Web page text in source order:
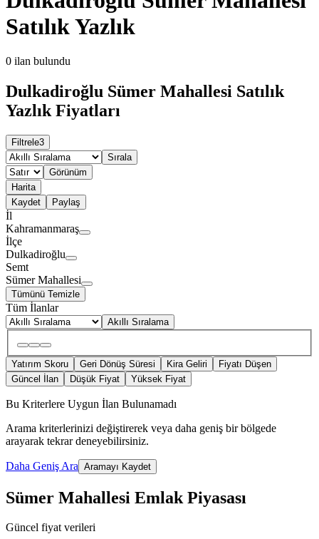
Satılık Yazlık
0 ilan bulundu
Dulkadiroğlu Sümer Mahallesi Satılık
Yazlık Fiyatları
Filtrele3
Sırala
Görünüm
Harita
Kaydet
Paylaş
İl
Kahramanmaraş
İlçe
Dulkadiroğlu
Semt
Sümer Mahallesi
Tümünü Temizle
Tüm İlanlar
Akıllı Sıralama
Yatırım Skoru Geri Dönüş Süresi Kira Geliri
Fiyatı Düşen
Güncel İlan
Düşük Fiyat Yüksek Fiyat
Bu Kriterlere Uygun İlan Bulunamadı
Arama kriterlerinizi değiştirerek veya daha geniş bir bölgede
arayarak tekrar deneyebilirsiniz.
Daha Geniş Ara Aramayı Kaydet
Sümer Mahallesi Emlak Piyasası
Güncel fiyat verileri